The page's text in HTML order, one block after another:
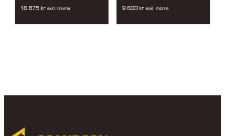
16 875kr exkl. moms 9 600 kr exkl. moms